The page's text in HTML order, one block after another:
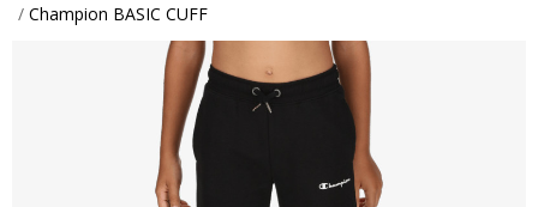
Champion BASIC CUFF